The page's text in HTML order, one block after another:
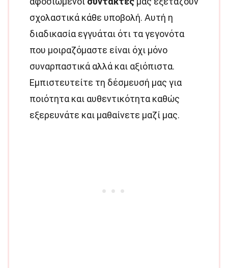
σχολαστικά κάθε υποβολή. Αυτή η
διαδικασία εγγυάται ότι τα γεγονότα
που μοιραζόμαστε είναι όχι μόνο
συναρπαστικά αλλά και αξιόπιστα.
Εμπιστευτείτε τη δέσμευσή μας για
ποιότητα και αυθεντικότητα καθώς
εξερευνάτε και μαθαίνετε μαζί μας.